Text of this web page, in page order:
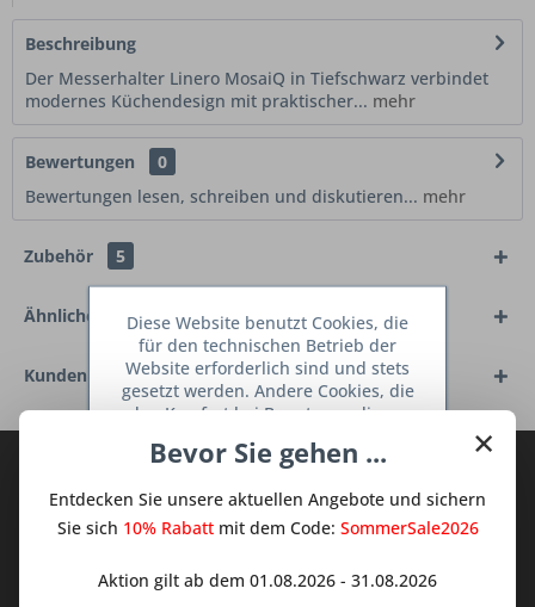
Beschreibung
Der Messerhalter Linero MosaiQ in Tiefschwarz verbindet
modernes Küchendesign mit praktischer... mehr
Bewertungen
0
Bewertungen lesen, schreiben und diskutieren... mehr
Zubehör 5
Ähnliche Artikel
Kunden haben sich ebenfalls angesehen
Abonnieren Sie den kostenlosen Deine
TraumKüche Newsletter und verpassen
Sie keine Neuigkeit oder Aktion mehr aus
×
Bevor Sie gehen ...
Entdecken Sie unsere aktuellen Angebote und sichern
Sie sich 10% Rabattmit dem Code: SommerSale2026
Aktion gilt ab dem 01.08.2026 - 31.08.2026
Diese Website benutzt Cookies, die
für den technischen Betrieb der
Website erforderlich sind und stets
gesetzt werden. Andere Cookies, die
den Komfort bei Benutzung dieser
dienen oder die Interaktion mit
Netzwerken vereinfachen sollen,
werden nur mit Ihrer Zustimmung